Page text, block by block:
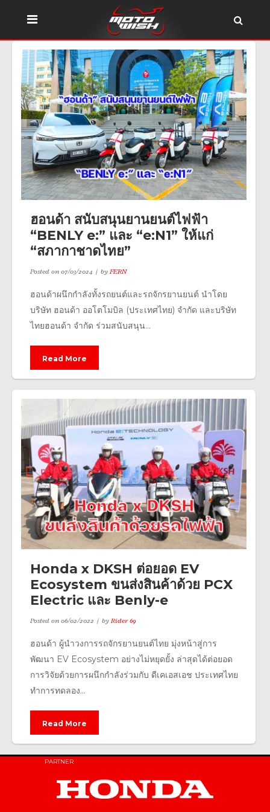
ฮอนด้า สนับสนุนยานยนต์ไฟฟ้า
“BENLY e:” และ “e:N1” ให้แก่
“สภากาชาดไทย”
Posted on07/03/2024 byFERN
ฮอนด้าผนึกกำลังทั้งรถยนต์และรถจักรยานยนต์ นำโดย
บริษัท ฮอนด้า ออโตโมบิล (ประเทศไทย) จำกัด และบริษัท
ไทยฮอนด้า จำกัด ร่วมสนับสนุน...
Read More
Honda x DKSH ต่อยอด EV
Ecosystem ขนส่งสินค้าด้วย PCX
Electric และ Benly-e
Posted on06/02/2022 byRider 69
ฮอนด้า ผู้นำวงการรถจักรยานยนต์ไทย มุ่งหน้าสู่การ
พัฒนา EV Ecosystem อย่างไม่หยุดยั้ง ล่าสุดได้ต่อยอด
การวิจัยด้วยการผนึกกำลังร่วมกับ ดีเคเอสเอช ประเทศไทย
ทำการทดลอง...
Read More
PARTNER